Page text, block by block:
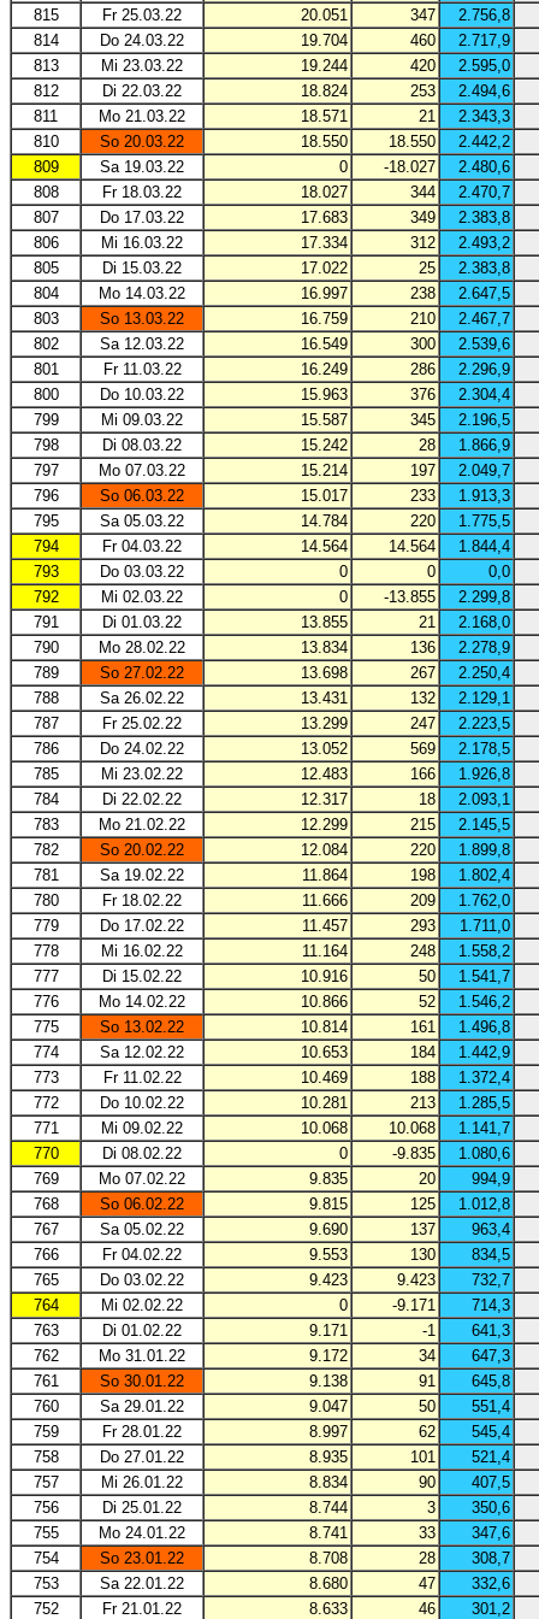
815 Fr 25.03.22 20.051 347
2.756,8
814
Do 24.03.22 19.704 460
2.717,9
813
Mi 23.03.22 19.244 420
2.595,0
812
Di 22.03.22 18.824 253
2.494,6
811
Mo 21.03.22 18.571 21
2.343,3
810
So 20.03.22 18.550 18.550
2.442,2
809
Sa 19.03.22 0 -18.027
2.480,6
808
Fr 18.03.22 18.027 344
2.470,7
807
Do 17.03.22 17.683 349
2.383,8
806
Mi 16.03.22 17.334 312
2.493,2
805
Di 15.03.22 17.022 25
2.383,8
804
Mo 14.03.22 16.997 238
2.647,5
803
So 13.03.22 16.759 210
2.467,7
802
Sa 12.03.22 16.549 300
2.539,6
801
Fr 11.03.22 16.249 286
2.296,9
800
Do 10.03.22 15.963 376
2.304,4
799
Mi 09.03.22 15.587 345
2.196,5
798
Di 08.03.22 15.242 28
1.866,9
797
Mo 07.03.22 15.214 197
2.049,7
796
So 06.03.22 15.017 233
1.913,3
795
Sa 05.03.22 14.784 220
1.775,5
794
Fr 04.03.22 14.564 14.564
1.844,4
793
Do 03.03.22 0 0
0,0
792
Mi 02.03.22 0 -13.855
2.299,8
791
Di 01.03.22 13.855 21
2.168,0
790
Mo 28.02.22 13.834 136
2.278,9
789
So 27.02.22 13.698 267
2.250,4
788
Sa 26.02.22 13.431 132
2.129,1
787
Fr 25.02.22 13.299 247
2.223,5
786
Do 24.02.22 13.052 569
2.178,5
785
Mi 23.02.22 12.483 166
1.926,8
784
Di 22.02.22 12.317 18
2.093,1
783
Mo 21.02.22 12.299 215
2.145,5
782
So 20.02.22 12.084 220
1.899,8
781
Sa 19.02.22 11.864 198
1.802,4
780
Fr 18.02.22 11.666 209
1.762,0
779
Do 17.02.22 11.457 293
1.711,0
778
Mi 16.02.22 11.164 248
1.558,2
777
Di 15.02.22 10.916 50
1.541,7
776
Mo 14.02.22 10.866 52
1.546,2
775
So 13.02.22 10.814 161
1.496,8
774
Sa 12.02.22 10.653 184
1.442,9
773
Fr 11.02.22 10.469 188
1.372,4
772
Do 10.02.22 10.281 213
1.285,5
771
Mi 09.02.22 10.068 10.068
1.141,7
770
Di 08.02.22 0 -9.835
1.080,6
769
Mo 07.02.22 9.835 20
994,9
768
So 06.02.22 9.815 125
1.012,8
767
Sa 05.02.22 9.690 137
963,4
766
Fr 04.02.22 9.553 130
834,5
765
Do 03.02.22 9.423 9.423
732,7
764
Mi 02.02.22 0 -9.171
714,3
763
Di 01.02.22 9.171 -1
641,3
762
Mo 31.01.22 9.172 34
647,3
761
So 30.01.22 9.138 91
645,8
760
Sa 29.01.22 9.047 50
551,4
759
Fr 28.01.22 8.997 62
545,4
758
Do 27.01.22 8.935 101
521,4
757
Mi 26.01.22 8.834 90
407,5
756
Di 25.01.22 8.744 3
350,6
755
Mo 24.01.22 8.741 33
347,6
754
So 23.01.22 8.708 28
308,7
753
Sa 22.01.22 8.680 47
332,6
752
Fr 21.01.22 8.633 46
301,2